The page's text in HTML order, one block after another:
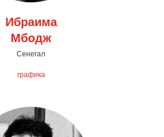
Ибраима
Мбодж
Сенегал
графика